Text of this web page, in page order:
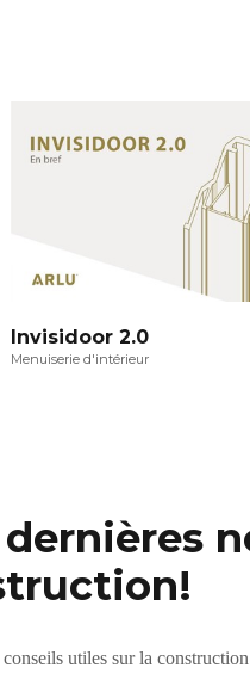
Invisidoor 2.0
Menuiserie d'intérieur
utiles sur la